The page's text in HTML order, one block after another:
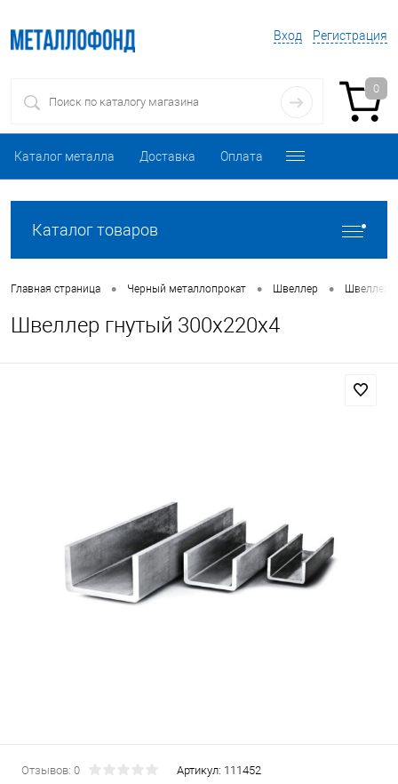
Вход Регистрация
0
Каталог металла Доставка Оплата
Каталог товаров
Главная страница • Черный металлопрокат • Швеллер • Швеллер
Швеллер гнутый 300х220х4
Отзывов: 0 Артикул: 111452